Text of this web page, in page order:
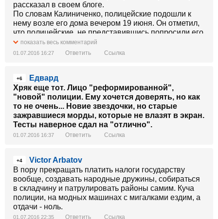
рассказал в своем блоге.
По словам Калиниченко, полицейские подошли к
нему возле его дома вечером 19 июня. Он отметил,
что полицейские, не представившись попросили его
подойти к припаркованной рядом машине. Позднее
Калиниченко узнал, что один из них - Анатолий
попросил меня написать, что я "пил спиртное". Так
как я не пил спиртного, я написал в протоколе, что
никакого алкоголя не употреблял", - рассказал
мужчина.
После этого Калиниченко насильно запихнули в
машину и отвезли в отдел полиции "Центральный"
города Кемерово. Его хватали за руки и толкали ко
применяют к нему физическую силу. Калиниченко
отмечал, что действия полиции незаконны.
Смотрите также
"Когда меня подтащили к двери, меня окружало уже
порядка восьми человек, часть которых стояла
показать весь комментарий
01.07.2016 16:27 Ответить Ссылка
+6
Едвард
Хряк еще тот. Лицо "реформированной",
"новой" полиции. Ему хочется доверять, но как
то не очень... Новие звездочки, но старые
зажравшиеся морды, которые не влазят в экран.
Тесты наверное сдал на "отлично".
01.07.2016 16:37 Ответить Ссылка
+4
Victor Arbatov
В пору прекращать платить налоги государству
вообще, создавать народные дружины, собираться
в складчину и патрулировать районы самим. Куча
полиции, на модных машинах с мигалками ездим, а
отдачи - ноль.
01.07.2016 22:35 Ответить Ссылка